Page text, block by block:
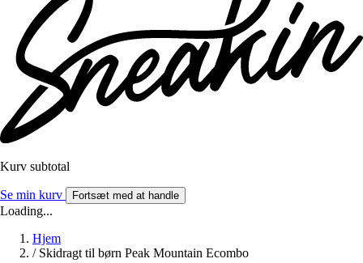
Kurv subtotal
Se min kurv Fortsæt med at handle
Loading...
Hjem
/ Skidragt til børn Peak Mountain Ecombo